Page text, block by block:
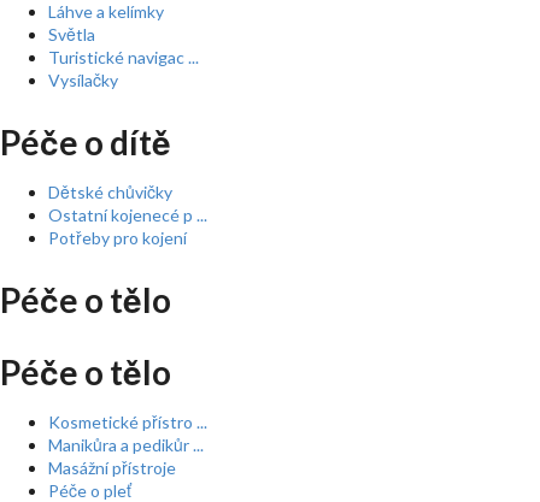
Láhve a kelímky
Světla
Turistické navigac ...
Vysílačky
Péče o dítě
Dětské chůvičky
Ostatní kojenecé p ...
Potřeby pro kojení
Péče o tělo
Péče o tělo
Kosmetické přístro ...
Manikůra a pedikůr ...
Masážní přístroje
Péče o pleť